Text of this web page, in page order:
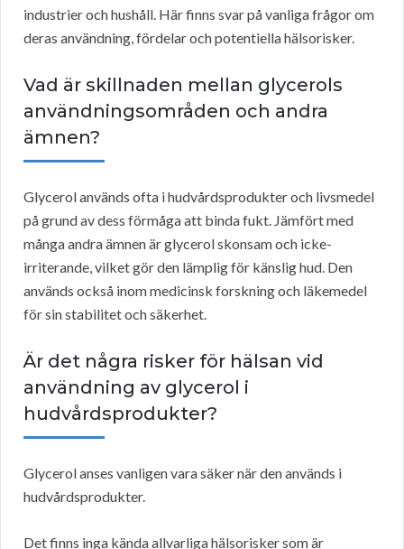
industrier och hushåll. Här finns svar på vanliga frågor om
deras användning, fördelar och potentiella hälsorisker.
Vad är skillnaden mellan glycerols
användningsområden och andra
ämnen?
Glycerol används ofta i hudvårdsprodukter och livsmedel
på grund av dess förmåga att binda fukt. Jämfört med
många andra ämnen är glycerol skonsam och icke-
irriterande, vilket gör den lämplig för känslig hud. Den
används också inom medicinsk forskning och läkemedel
för sin stabilitet och säkerhet.
Är det några risker för hälsan vid
användning av glycerol i
hudvårdsprodukter?
Glycerol anses vanligen vara säker när den används i
hudvårdsprodukter.
Det finns inga kända allvarliga hälsorisker som är